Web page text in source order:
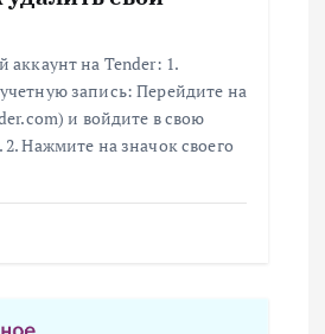
аккаунт на Tender: 1.
запись: Перейдите на
и войдите в свою
Нажмите на значок своего